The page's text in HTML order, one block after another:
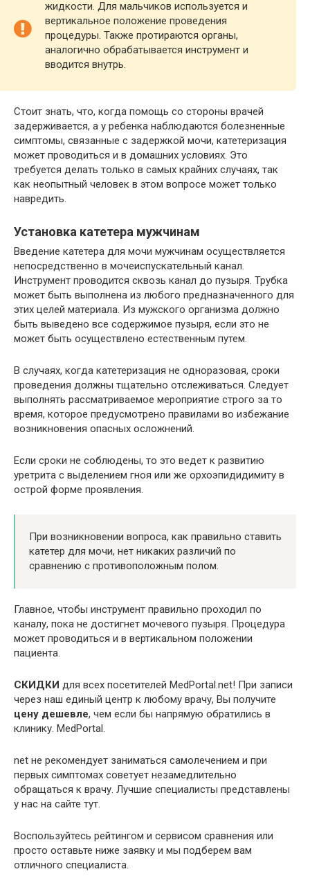
жидкости. Для мальчиков используется и
вертикальное положение проведения
процедуры. Также протираются органы,
аналогично обрабатывается инструмент и
вводится внутрь.
Стоит знать, что, когда помощь со стороны врачей
задерживается, а у ребенка наблюдаются болезненные
симптомы, связанные с задержкой мочи, катетеризация
может проводиться и в домашних условиях. Это
требуется делать только в самых крайних случаях, так
как неопытный человек в этом вопросе может только
навредить.
Установка катетера мужчинам
Введение катетера для мочи мужчинам осуществляется
непосредственно в мочеиспускательный канал.
Инструмент проводится сквозь канал до пузыря. Трубка
может быть выполнена из любого предназначенного для
этих целей материала. Из мужского организма должно
быть выведено все содержимое пузыря, если это не
может быть осуществлено естественным путем.
В случаях, когда катетеризация не одноразовая, сроки
проведения должны тщательно отслеживаться. Следует
выполнять рассматриваемое мероприятие строго за то
время, которое предусмотрено правилами во избежание
возникновения опасных осложнений.
Если сроки не соблюдены, то это ведет к развитию
уретрита с выделением гноя или же орхоэпидидимиту в
острой форме проявления.
При возникновении вопроса, как правильно ставить
катетер для мочи, нет никаких различий по
сравнению с противоположным полом.
Главное, чтобы инструмент правильно проходил по
каналу, пока не достигнет мочевого пузыря. Процедура
может проводиться и в вертикальном положении
пациента.
СКИДКИ для всех посетителей MedPortal.net! При записи
через наш единый центр к любому врачу, Вы получите
цену дешевле, чем если бы напрямую обратились в
клинику. MedPortal.
net не рекомендует заниматься самолечением и при
первых симптомах советует незамедлительно
обращаться к врачу. Лучшие специалисты представлены
у нас на сайте тут.
Воспользуйтесь рейтингом и сервисом сравнения или
просто оставьте ниже заявку и мы подберем вам
отличного специалиста.